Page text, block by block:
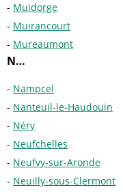
Muidorge
Muirancourt
Mureaumont
N…
Nampcel
Nanteuil-le-Haudouin
Néry
Neufchelles
Neufvy-sur-Aronde
Neuilly-sous-Clermont